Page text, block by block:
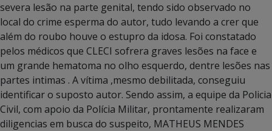
severa lesão na parte genital, tendo sido observado no
local do crime esperma do autor, tudo levando a crer que
além do roubo houve o estupro da idosa. Foi constatado
pelos médicos que CLECI sofrera graves lesões na face e
um grande hematoma no olho esquerdo, dentre lesões nas
partes intimas . A vítima ,mesmo debilitada, conseguiu
identificar o suposto autor. Sendo assim, a equipe da Policia
Civil, com apoio da Polícia Militar, prontamente realizaram
diligencias em busca do suspeito, MATHEUS MENDES